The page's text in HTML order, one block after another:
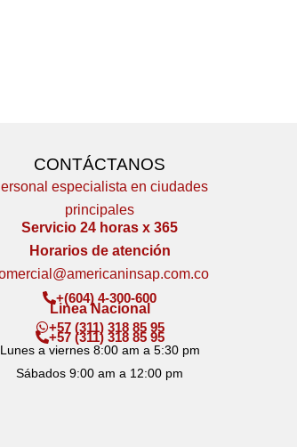
CONTÁCTANOS
especialista en ciudades
principales
Servicio 24 horas x 365
Horarios de atención
+(604) 4-300-600
Linea Nacional
+57 (311) 318 85 95
+57 (311) 318 85 95
Lunes a viernes 8:00 am a 5:30 pm
Sábados 9:00 am a 12:00 pm